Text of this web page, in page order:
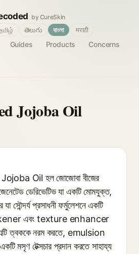
by CureSkin
Guides Products
Concerns
తెలుగు বাংলা मराठी
Jojoba Oil
Oil হল জোজোবা বীজের
ডেরিভেটিভ যা একটি মোমযুক্ত,
যা সৌন্দর্য প্রসাধনী ফর্মুলেশনে একটি
এবং texture enhancer
ত্বককে নরম করতে, emulsion
মসৃণ টেক্সচার প্রদান করতে সাহায্য